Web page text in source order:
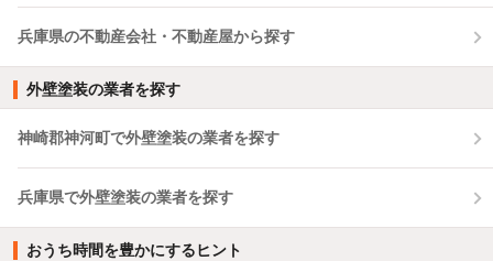
兵庫県の不動産会社・不動産屋から探す
外壁塗装の業者を探す
神崎郡神河町で外壁塗装の業者を探す
兵庫県で外壁塗装の業者を探す
おうち時間を豊かにするヒント